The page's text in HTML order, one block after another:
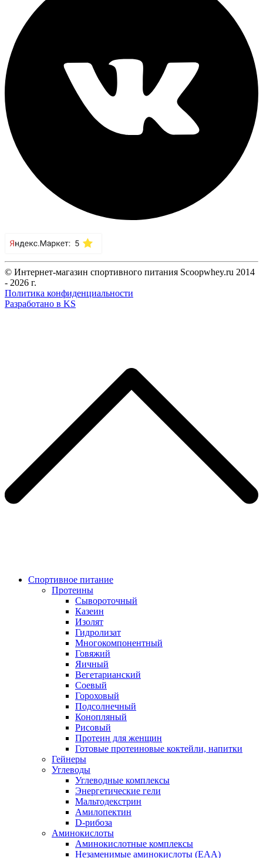
© Интернет-магазин спортивного питания Scoopwhey.ru 2014
- 2026 г.
Политика конфиденциальности
Разработано в KS
Спортивное питание
Протеины
Сывороточный
Казеин
Изолят
Гидролизат
Многокомпонентный
Говяжий
Яичный
Вегетарианский
Соевый
Гороховый
Подсолнечный
Конопляный
Рисовый
Протеин для женщин
Готовые протеиновые коктейли, напитки
Гейнеры
Углеводы
Углеводные комплексы
Энергетические гели
Мальтодекстрин
Амилопектин
D-рибоза
Аминокислоты
Аминокислотные комплексы
Незаменимые аминокислоты (EAA)